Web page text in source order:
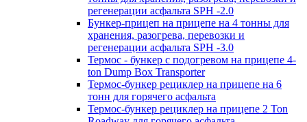
регенерации асфальта SPH -2.0
Бункер-прицеп на прицепе на 4 тонны для
хранения, разогрева, перевозки и
регенерации асфальта SPH -3.0
Термос - бункер с подогревом на прицепе 4-
ton Dump Box Transporter
Термос-бункер рециклер на прицепе на 6
тонн для горячего асфальта
Термос-бункер рециклер на прицепе 2 Ton